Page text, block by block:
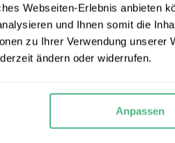
Webseiten-Erlebnis anbieten
und Ihnen somit die
zu Ihrer Verwendung
ändern oder widerrufen.
Anpassen